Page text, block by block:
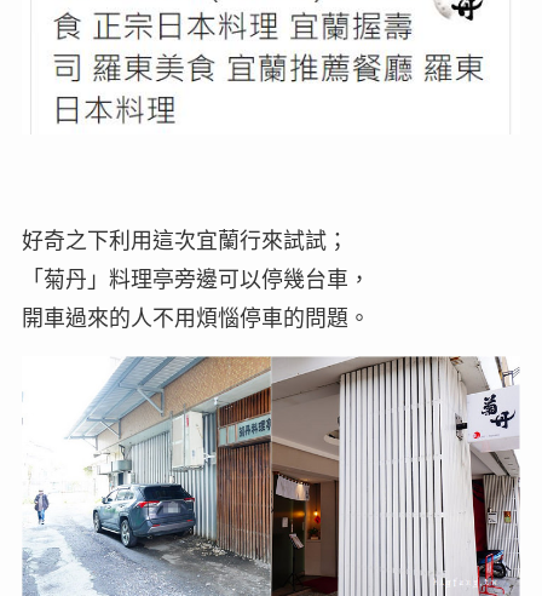
好奇之下利用這次宜蘭行來試試；
「菊丹」料理亭旁邊可以停幾台車，
開車過來的人不用煩惱停車的問題。